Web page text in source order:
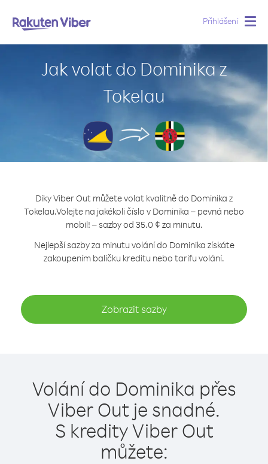
Přihlášení
Jak volat do Dominika z
Tokelau
Díky Viber Out můžete volat kvalitně do Dominika z
Tokelau.Volejte na jakékoli číslo v Dominika – pevná nebo
mobil! – sazby od 35.0 ¢ za minutu.
Nejlepší sazby za minutu volání do Dominika získáte
zakoupením balíčku kreditu nebo tarifu volání.
Zobrazit sazby
Volání do Dominika přes
Viber Out je snadné.
S kredity Viber Out
můžete: